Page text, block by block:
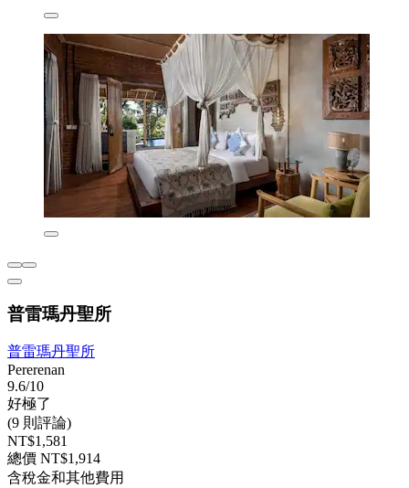
普雷瑪丹聖所
普雷瑪丹聖所
Pererenan
9.6/10
好極了
(9 則評論)
NT$1,581
總價 NT$1,914
含稅金和其他費用